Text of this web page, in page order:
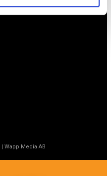
| Wapp Media AB